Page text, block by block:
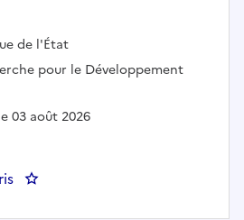
:de l'État
pour le Développement
03 août 2026